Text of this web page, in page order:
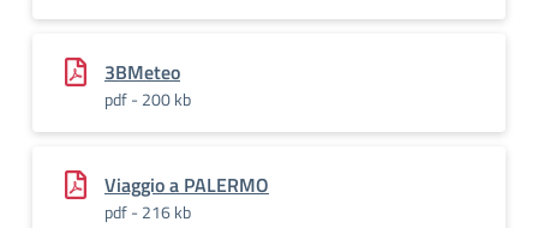
3BMeteo
pdf - 200 kb
Viaggio a PALERMO
pdf - 216 kb